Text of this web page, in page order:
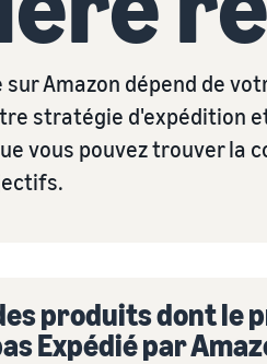
acheteurs
posées
et bénéficiez d'une
% sur les nouveaux ASIN
posées
posées
Amazon optionnels
posées
posées
sur Amazon dépend de
stratégie d'expédition
vous pouvez trouver la
produits dont le
Expédié par